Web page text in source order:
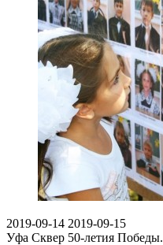
2019-09-14 2019-09-15
Уфа Сквер 50-летия Победы.